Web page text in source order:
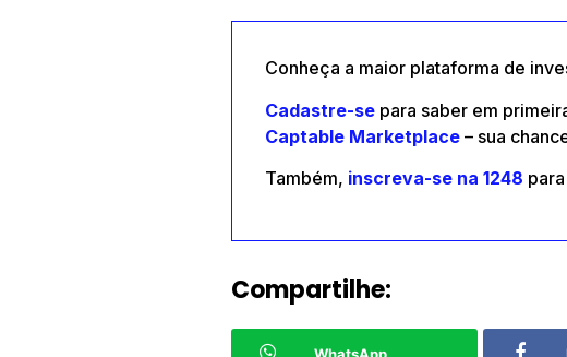
Conheça a maior plataforma de
Cadastre-separa saber em
Captable Marketplace– sua
Também, inscreva-se na 1248
Compartilhe:
WhatsApp